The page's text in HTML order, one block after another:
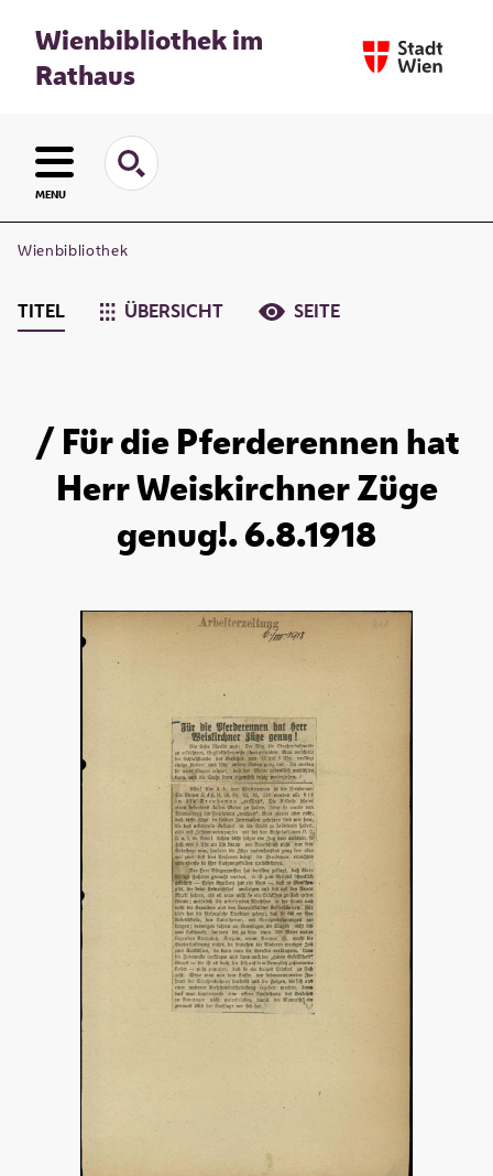
Wienbibliothek im
Rathaus
MENU
Wienbibliothek
TITEL ÜBERSICHT SEITE
/ Für die Pferderennen hat
Herr Weiskirchner Züge
genug!. 6.8.1918